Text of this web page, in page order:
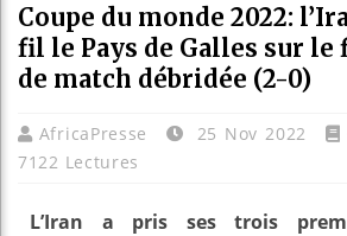
Coupe du monde 2022:
fil le Pays de Galles sur le
de match débridée (2-0)
AfricaPresse 25 Nov 2022
7122 Lectures
L’Iran a pris ses trois